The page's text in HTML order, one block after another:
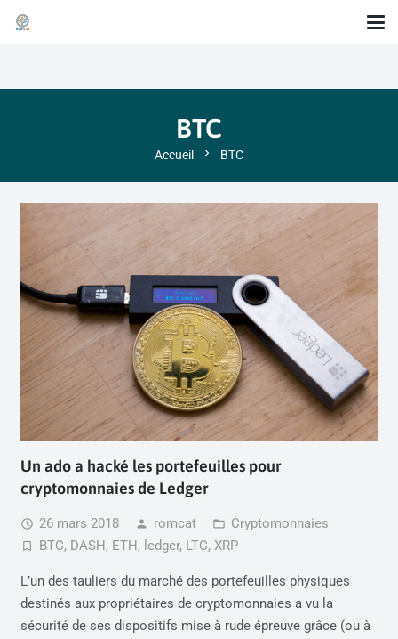
BTC
Accueil chevron_right BTC
Un ado a hacké les portefeuilles pour
cryptomonnaies de Ledger
access_time 26 mars 2018 person romcat folder_open Cryptomonnaies
turned_in_not BTC, DASH, ETH, ledger, LTC, XRP
L’un des tauliers du marché des portefeuilles physiques
destinés aux propriétaires de cryptomonnaies a vu la
sécurité de ses dispositifs mise à rude épreuve grâce (ou à